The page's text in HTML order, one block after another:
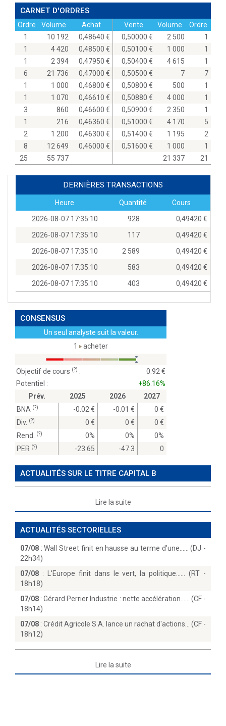
CARNET D'ORDRES
Ordre Volume
Achat
1
10 192
0,48640
1
4 420
0,48500
1
2 394
0,47950
6
21 736
0,47000
1
1 000
0,46800
1
1 070
0,46610
3
860
0,46600
1
216
0,46360
2
1 200
0,46300
8
12 649
0,46000
25
55 737
Vente Volume
Ordre
0,50000
2 500
1
0,50100
1 000
1
0,50400
4 615
1
0,50500
7
7
0,50800
500
1
0,50880
4 000
1
0,50900
2 350
1
0,51000
4 170
5
0,51400
1 195
2
0,51600
1 000
1
21 337
21
DERNIÈRES TRANSACTIONS
Heure Quantité
Cours
2026-08-07 17:35:10
928
0,49420
2026-08-07 17:35:10
117
0,49420
2026-08-07 17:35:10
2 589
0,49420
2026-08-07 17:35:10
583
0,49420
2026-08-07 17:35:10
403 0,49420
CONSENSUS
Un seul analyste suit la valeur.
1
acheter
Objectif de cours (?) :
0.92
Potentiel :
+86.16%
Prév.
2025 2026
2027
BNA (?) -0.02 -0.01
0
Div. (?) 0 0
0
Rend.
(?) 0% 0%
0%
PER (?) -23.65 -47.3 0
ACTUALITÉS SUR LE TITRE CAPITAL B
Lire la suite
ACTUALITÉS SECTORIELLES
07/08 :Wall Street finit en hausse au terme d'une...… (DJ -
22h34)
07/08 :
L'Europe finit dans le vert, la politique...… (RT -
18h18)
07/08 :Gérard Perrier Industrie : nette accélération...… (CF -
18h14)
07/08 : Crédit Agricole S.A. lance un rachat d'actions… (CF -
18h12)
Lire la suite